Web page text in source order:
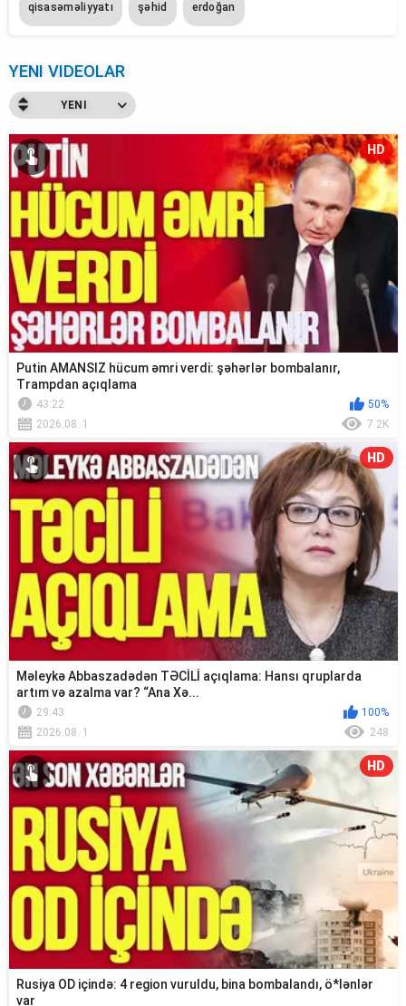
qisasəməliyyatı şəhid erdoğan
YENI VIDEOLAR
YENI
HD
Putin AMANSIZ hücum əmri verdi: şəhərlər bombalanır,
Trampdan açıqlama
43:22
50%
2026.08. 1
7.2K
HD
Məleykə Abbaszadədən TƏCİLİ açıqlama: Hansı qruplarda
artım və azalma var? “Ana Xə...
29:43
100%
2026.08. 1
248
HD
Rusiya OD içində: 4 region vuruldu, bina bombalandı, ö*lənlər
var